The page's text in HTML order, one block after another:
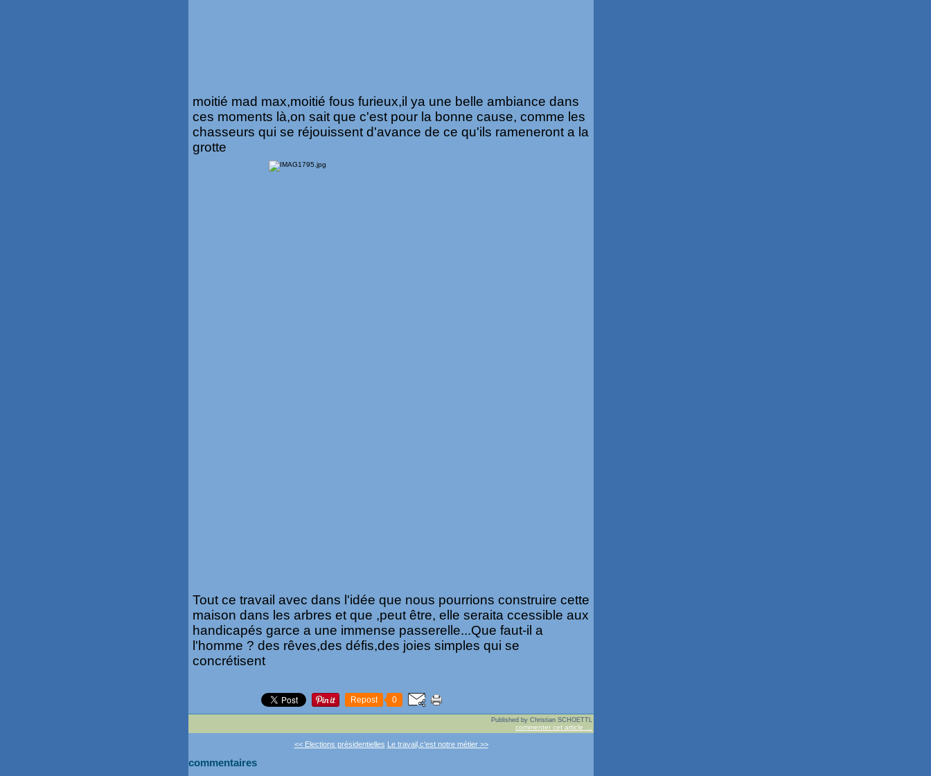
moitié mad max,moitié fous furieux,il ya une belle ambiance dans
ces moments là,on sait que c'est pour la bonne cause, comme les
chasseurs qui se réjouissent d'avance de ce qu'ils rameneront a la
grotte
Tout ce travail avec dans l'idée que nous pourrions construire cette
maison dans les arbres et que ,peut être, elle seraita ccessible aux
handicapés garce a une immense passerelle...Que faut-il a
l'homme ? des rêves,des défis,des joies simples qui se
concrétisent
Repost 0
Published by Christian SCHOETTL
commenter cet article
<< Elections présidentielles Le travail,c'est notre métier >>
commentaires